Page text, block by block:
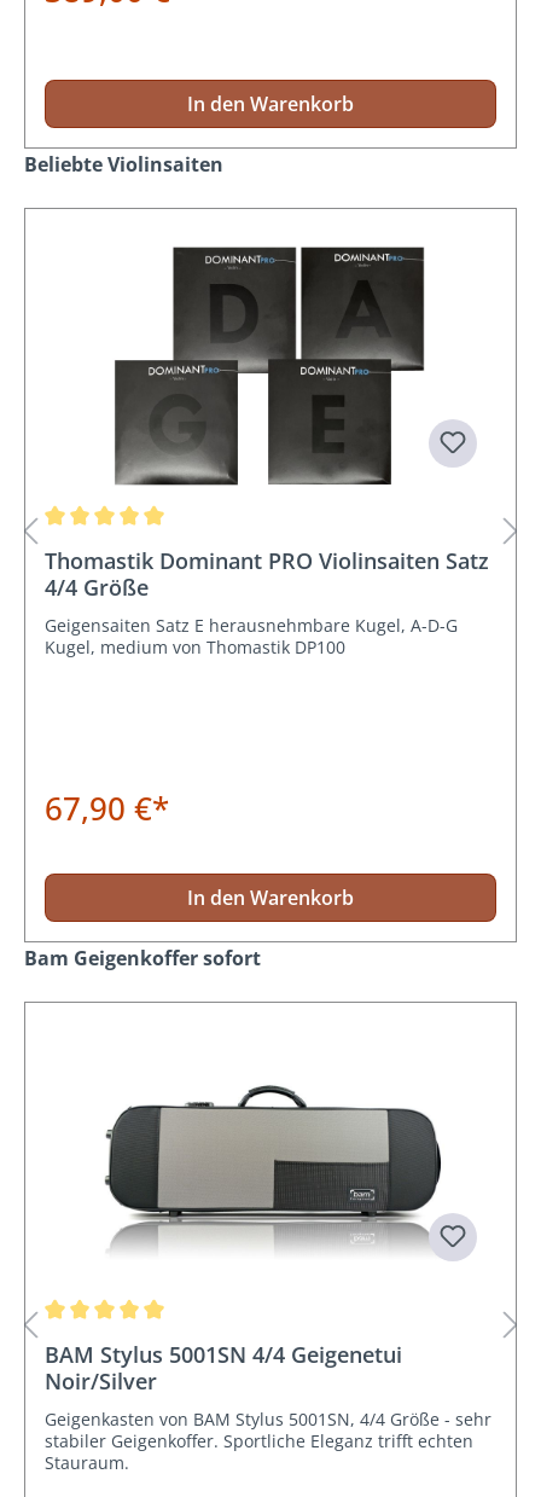
In den Warenkorb
Produktgalerie überspringen
Beliebte Violinsaiten
Thomastik Dominant PRO Violinsaiten Satz
4/4 Größe
Geigensaiten Satz E herausnehmbare Kugel, A-D-G
Kugel, medium von Thomastik DP100
67,90 €*
In den Warenkorb
Produktgalerie überspringen
Bam Geigenkoffer sofort
BAM Stylus 5001SN 4/4 Geigenetui
Noir/Silver
Geigenkasten von BAM Stylus 5001SN, 4/4 Größe - sehr
stabiler Geigenkoffer. Sportliche Eleganz trifft echten
Stauraum.